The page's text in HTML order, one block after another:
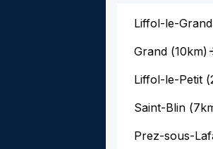
Liffol-le-Grand
Grand (10km)
Liffol-le-Petit (
Saint-Blin (
Prez-sous-